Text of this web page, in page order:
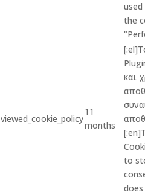
the
viewed_cookie_policy
11
months
και
to